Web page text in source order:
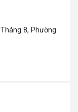
8, Phường